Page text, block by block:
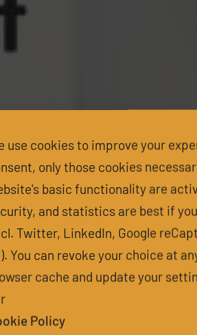
use cookies to improve your
only those cookies
basic functionality are
and statistics are best if
Twitter, LinkedIn, Google
You can revoke your choice at
cache and update your
Policy